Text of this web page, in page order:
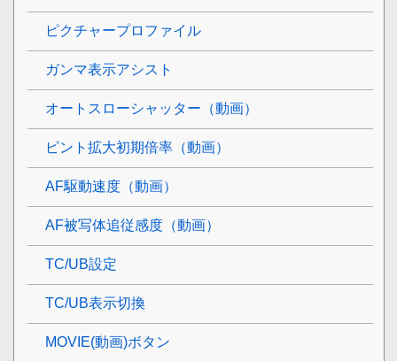
ピクチャープロファイル
ガンマ表示アシスト
オートスローシャッター（動画）
ピント拡大初期倍率 （動画）
AF駆動速度（動画）
AF被写体追従感度（動画）
TC/UB設定
TC/UB表示切換
MOVIE(動画)ボタン